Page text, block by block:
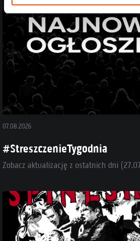
07.08.2026
#StreszczenieTygodnia
Zobacz aktualizację z ostatnich dni